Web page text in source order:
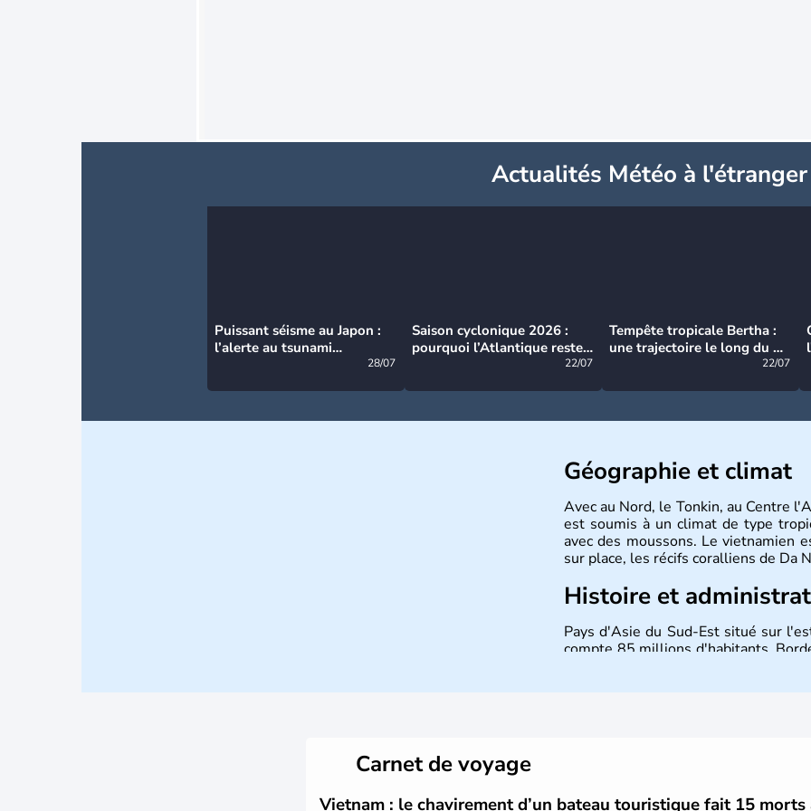
Actualités Météo à l'étranger
Puissant séisme au Japon :
l’alerte au tsunami
28/07
Saison cyclonique 2026 :
pourquoi l’Atlantique reste
22/07
Tempête tropicale Bertha :
une trajectoire le long du du
22/07
Géographie et climat
Avec au Nord, le Tonkin, au Centre
est soumis à un climat de type
avec des moussons. Le vietnamien
sur place, les récifs coralliens de Da
Histoire et
Pays d'Asie du Sud-Est situé sur
compte 85 millions d'habitants.
Carnet de voyage
Vietnam : le chavirement d’un bateau touristique fait 15 morts